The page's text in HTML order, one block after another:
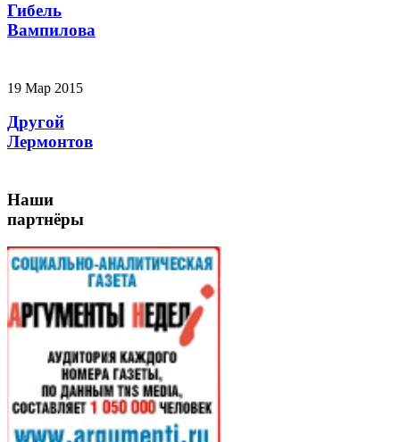
Гибель
Вампилова
19 Мар 2015
Другой
Лермонтов
Наши
партнёры